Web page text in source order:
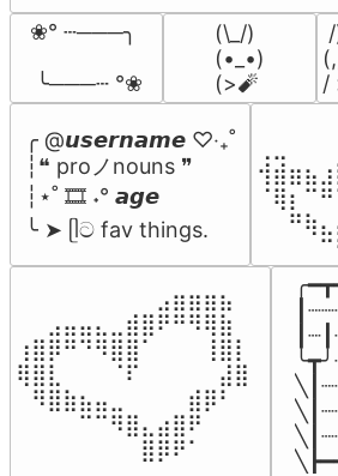
❀° ┄───╮
╰───┄ °❀
(\_/)
(•_•)
(>🧨
/
╭ @𝙪𝙨𝙚𝙧𝙣𝙖𝙢𝙚 ♡‧₊˚
┆❝ proノnouns ❞
┆⋆˚ 🎞️ ˖° 𝙖𝙜𝙚
╰ ➤ ᥫට fav things.
⠀⠀⠀⠀⠀⠀⠀⠀⠀⣠⣶⣶⣶⣦⠀⠀
⠀⠀⣠⣤⣤⣄⣀⣾⣿⠟⠛⠻⢿⣷⠀
⢰⣿⡿⠛⠙⠻⣿⣿⠁⠀⠀⠀⢸⣿⡇
⢿⣿⣇⠀⠀⠀⠈⠏⠀⠀⠀⠀⠀⣼⣿⠀
⠀⠻⣿⣷⣦⣤⣀⠀⠀⠀⠀⣾⡿⠃⠀
⠀⠀⠀⠀⠉⠉⠻⣿⣄⣴⣿⠟⠀⠀⠀
⠀⠀⠀⠀⠀⠀⠀⠀⣿⡿⠟⠁⠀⠀⠀⠀